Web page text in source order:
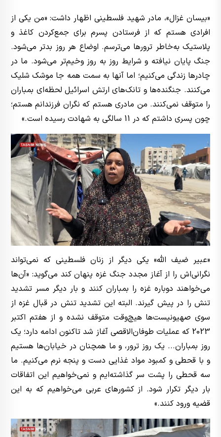
«بیسان غزال»، مادر شهید فلسطینی اظهار داشت: «من یکی از
افرادی هستم که از فرستادن پسرم برای جمع‌کردن کاغذ و
پلاستیک به‌خاطر ترورها می‌ترسم. اوضاع هر روز بدتر می‌شود.
جنگ پایان نیافته و شرایط روز به روز وخیم‌تر می‌شود. ما در
چادرها زندگی می‌کنیم؛ اما آنها به سمت همه جا موشک شلیک
می‌کنند. جنگنده‌ها و تانک‌های ارتش اسرائیل لحظه‌ای بمباران
را متوقف نمی‌کنند. من مادری هستم که نگران فرزندانم هستم؛
چون پسری داشتم که در 11 سالگی به شهادت رسیده است.»
«عبیر ضیف الله» یکی دیگر از زنان فلسطینی که نمی‌تواند
نگرانی‌اش را از آغاز مجدد جنگ غزه پنهان کند می‌گوید: «آن‌ها
می‌خواهند دوباره غزه را بمباران کنند و بار دیگر مسر تشدید
تنش را در پیش گیرند. البته این تشدید تنش در قبال غزه از
سوی صهیونیست‌ها هیچ‌وقت متوقف نشده و از هفتم اکتبر
2023 که عملیات طوفان‌الاقصی آغاز شد تاکنون ادامه دارد؛ یک
روز بمباران... یک روز ترور، و ما همچنان در خیابان‌ها هستیم
و با قحطی و کمبود مواد غذایی دست و پنجه نرم می‌کنیم. ما
سه قحطی را پشت سر گذاشته‌ایم و نمی‌خواهیم این اتفاقات
بار دیگر تکرار شود. از کشورهای عربی می‌خواهیم که به این
قضیه ورود کنند.»